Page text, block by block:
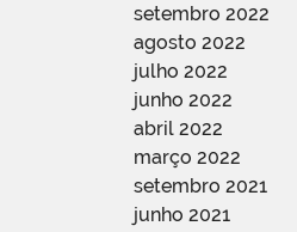
setembro 2022
agosto 2022
julho 2022
junho 2022
abril 2022
março 2022
setembro 2021
junho 2021